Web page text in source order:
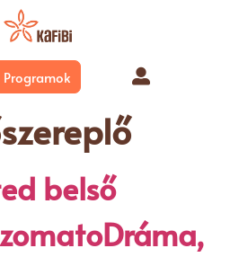
Programok
belső